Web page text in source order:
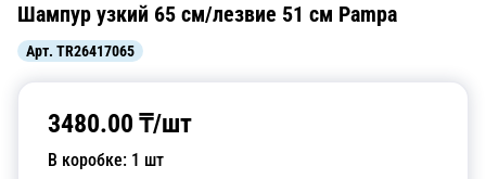
Шампур узкий 65 см/лезвие 51 см Pampa
Арт. TR26417065
3480.00 ₸/шт
В коробке: 1 шт